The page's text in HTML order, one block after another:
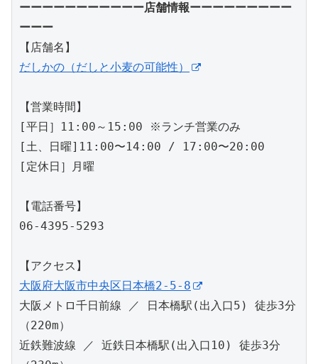
ーーーーーーーーーーー店舗情報ーーーーーーーーー
だしかの（だしと小麦の可能性）
【営業時間】
[平日］11:00～15:00 ※ランチ営業のみ
[土、日曜]11:00〜14:00 / 17:00〜20:00
[定休日］月曜
【電話番号】
06-4395-5293
大阪府大阪市中央区日本橋2-5-8
大阪メトロ千日前線 ／ 日本橋駅(出入口5) 徒歩3分
（220m）
近鉄難波線 ／ 近鉄日本橋駅(出入口10) 徒歩3分